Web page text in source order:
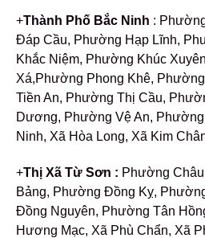
+Thành Phố Bắc Ninh :
Đáp Cầu, Phường Hạp Lĩnh,
Khắc Niệm, Phường Khúc
Xá,Phường Phong Khê,
Tiền An, Phường Thị Cầu,
Dương, Phường Vệ An,
Ninh, Xã Hòa Long, Xã Kim
+Thị Xã Từ Sơn : Phường
Bảng, Phường Đồng Kỵ,
Đồng Nguyên, Phường Tân
Hương Mạc, Xã Phù Chẩn, Xã